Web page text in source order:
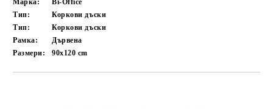
Марка:
Bi-Office
Тип:
Коркови дъски
Тип:
Коркови дъски
Рамка:
Дървена
Размери:
90x120 cm